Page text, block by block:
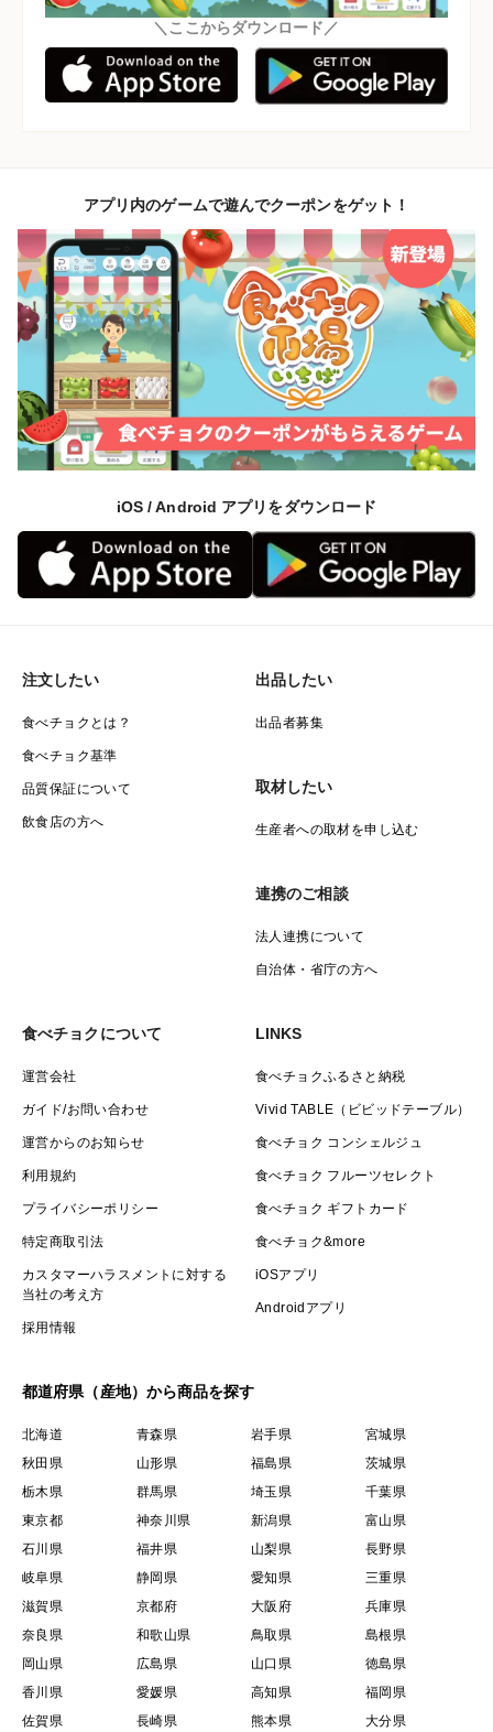
＼ここからダウンロード／
アプリ内のゲームで遊んでクーポンをゲット！
iOS / Android アプリをダウンロード
注文したい
食べチョクとは？
食べチョク基準
品質保証について
飲食店の方へ
出品したい
出品者募集
取材したい
生産者への取材を申し込む
連携のご相談
法人連携について
自治体・省庁の方へ
食べチョクについて
運営会社
ガイド/お問い合わせ
運営からのお知らせ
利用規約
プライバシーポリシー
特定商取引法
カスタマーハラスメントに対する
当社の考え方
採用情報
LINKS
食べチョクふるさと納税
Vivid TABLE（ビビッドテーブル）
食べチョク コンシェルジュ
食べチョク フルーツセレクト
食べチョク ギフトカード
食べチョク&more
iOSアプリ
Androidアプリ
都道府県（産地）から商品を探す
北海道 青森県 岩手県
宮城県
秋田県
山形県 福島県
茨城県
栃木県
群馬県 埼玉県
千葉県
東京都
神奈川県 新潟県
富山県
石川県
福井県 山梨県
長野県
岐阜県
静岡県 愛知県
三重県
滋賀県
京都府 大阪府
兵庫県
奈良県
和歌山県 鳥取県
島根県
岡山県
広島県 山口県
徳島県
香川県
愛媛県 高知県
福岡県
佐賀県
長崎県 熊本県 大分県